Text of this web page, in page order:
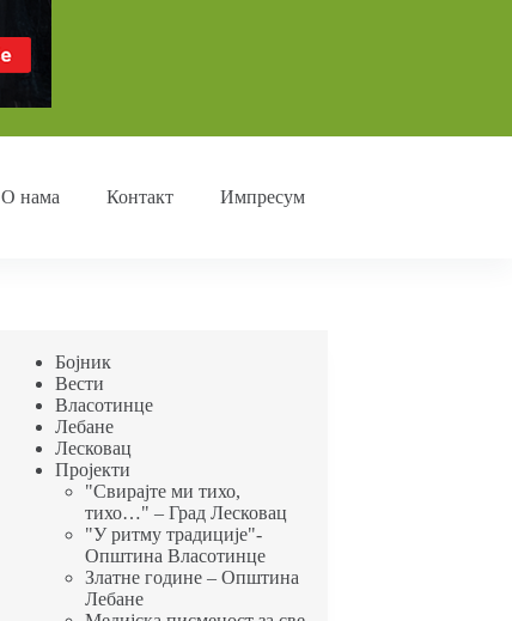
О нама Контакт Импресум
Бојник
Вести
Власотинце
Лебане
Лесковац
Пројекти
"Свирајте ми тихо,
тихо…" – Град Лесковац
"У ритму традиције"-
Општина Власотинце
Златне године – Општина
Лебане